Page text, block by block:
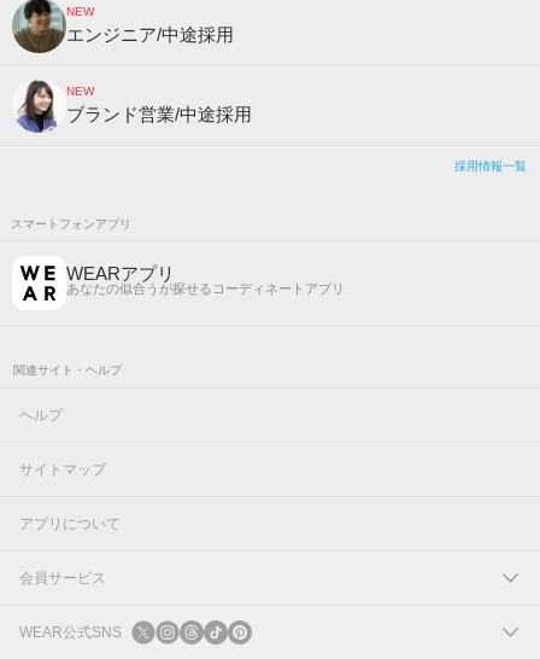
NEW
エンジニア/中途採用
NEW
ブランド営業/中途採用
採用情報一覧
スマートフォンアプリ
WEARアプリ
あなたの似合うが探せるコーディネートアプリ
関連サイト・ヘルプ
ヘルプ
サイトマップ
アプリについて
会員サービス
ログイン
WEAR公式SNS